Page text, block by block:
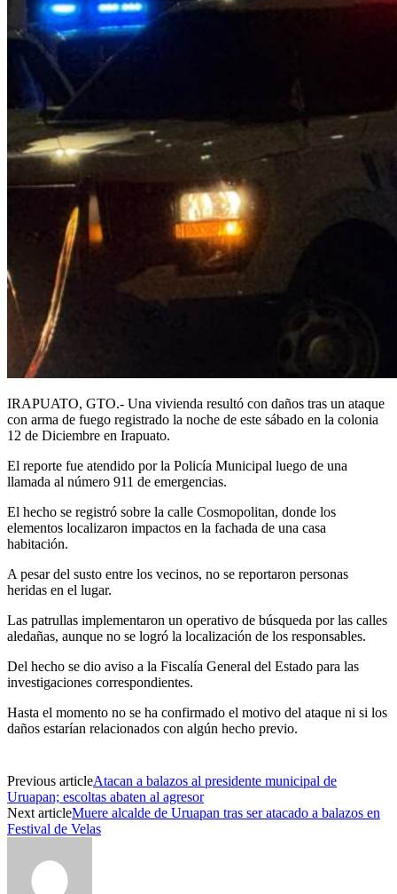
IRAPUATO, GTO.- Una vivienda resultó con daños tras un ataque
con arma de fuego registrado la noche de este sábado en la colonia
12 de Diciembre en Irapuato.
El reporte fue atendido por la Policía Municipal luego de una
llamada al número 911 de emergencias.
El hecho se registró sobre la calle Cosmopolitan, donde los
elementos localizaron impactos en la fachada de una casa
habitación.
A pesar del susto entre los vecinos, no se reportaron personas
heridas en el lugar.
Las patrullas implementaron un operativo de búsqueda por las calles
aledañas, aunque no se logró la localización de los responsables.
Del hecho se dio aviso a la Fiscalía General del Estado para las
investigaciones correspondientes.
Hasta el momento no se ha confirmado el motivo del ataque ni si los
daños estarían relacionados con algún hecho previo.
Previous articleAtacan a balazos al presidente municipal de
Uruapan; escoltas abaten al agresor
Next articleMuere alcalde de Uruapan tras ser atacado a balazos en
Festival de Velas